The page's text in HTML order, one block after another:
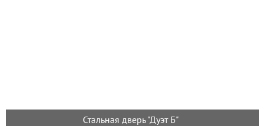
Стальная дверь "Дуэт Б"